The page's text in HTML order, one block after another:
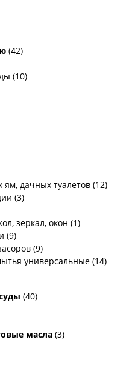
(42)
(10)
дачных туалетов (12)
(3)
зеркал, окон (1)
(9)
(9)
универсальные (14)
(40)
масла (3)